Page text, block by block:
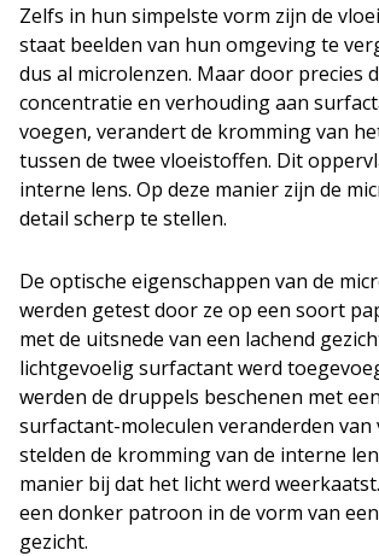
Zelfs in hun simpelste vorm zijn de
staat beelden van hun omgeving te
dus al microlenzen. Maar door precies
concentratie en verhouding aan
voegen, verandert de kromming van
tussen de twee vloeistoffen. Dit
interne lens. Op deze manier zijn de
detail scherp te stellen.
De optische eigenschappen van de
werden getest door ze op een soort
met de uitsnede van een lachend
lichtgevoelig surfactant werd
werden de druppels beschenen met
surfactant-moleculen veranderden van
stelden de kromming van de interne
manier bij dat het licht werd
een donker patroon in de vorm van
gezicht.